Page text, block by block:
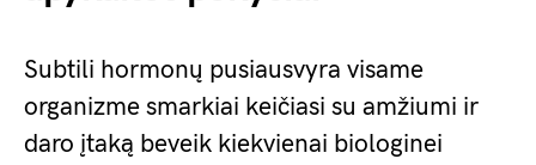
Subtili hormonų pusiausvyra visame
organizme smarkiai keičiasi su amžiumi ir
daro įtaką beveik kiekvienai biologinei